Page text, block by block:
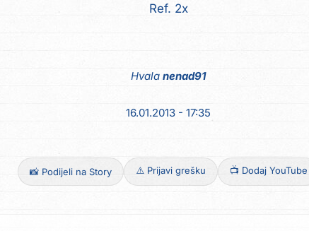
Ref. 2x
Hvala nenad91
16.01.2013 - 17:35
📸 Podijeli na Story ⚠️ Prijavi grešku 📺 Dodaj YouTube